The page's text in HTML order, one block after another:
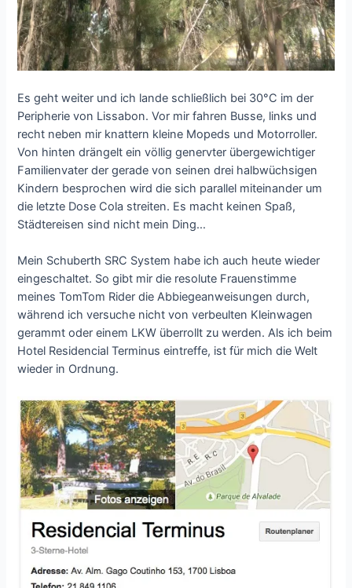
Es geht weiter und ich lande schließlich bei 30°C im der
Peripherie von Lissabon. Vor mir fahren Busse, links und
recht neben mir knattern kleine Mopeds und Motorroller.
Von hinten drängelt ein völlig genervter übergewichtiger
Familienvater der gerade von seinen drei halbwüchsigen
Kindern besprochen wird die sich parallel miteinander um
die letzte Dose Cola streiten. Es macht keinen Spaß,
Städtereisen sind nicht mein Ding…
Mein Schuberth SRC System habe ich auch heute wieder
eingeschaltet. So gibt mir die resolute Frauenstimme
meines TomTom Rider die Abbiegeanweisungen durch,
während ich versuche nicht von verbeulten Kleinwagen
gerammt oder einem LKW überrollt zu werden. Als ich beim
Hotel Residencial Terminus eintreffe, ist für mich die Welt
wieder in Ordnung.